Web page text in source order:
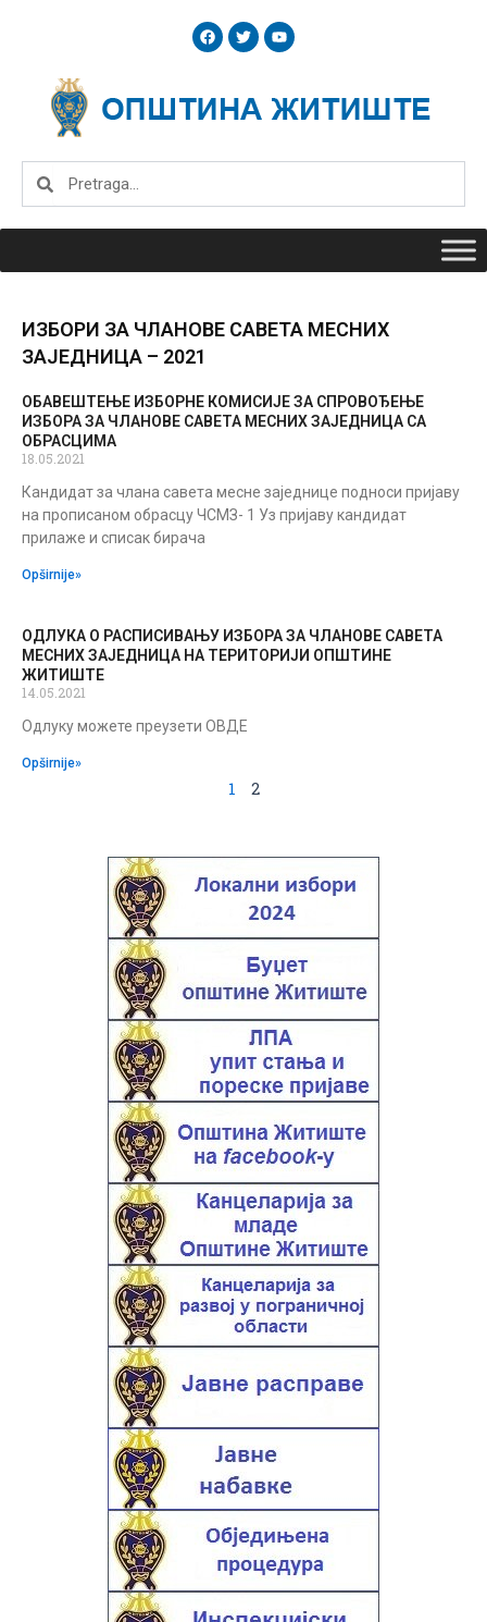
F
a
c
o
o
T
w
i
e
r
Y
o
u
b
e
Search
ИЗБОРИ ЗА ЧЛАНОВЕ САВЕТА МЕСНИХ
ЗАЈЕДНИЦА – 2021
ОБАВЕШТЕЊЕ ИЗБОРНЕ КОМИСИЈЕ ЗА СПРОВОЂЕЊЕ
ИЗБОРА ЗА ЧЛАНОВЕ САВЕТА МЕСНИХ ЗАЈЕДНИЦА СА
ОБРАСЦИМА
18.05.2021
Кандидат за члана савета месне заједнице подноси пријаву
на прописаном обрасцу ЧСМЗ- 1 Уз пријаву кандидат
прилаже и списак бирача
Opširnije»
ОДЛУКА O PACПИСИВАЊУ ИЗБОРА ЗА ЧЛАНОВЕ САВЕТА
МЕСНИХ ЗАЈЕДНИЦА НА ТЕРИТОРИЈИ ОПШТИНЕ
ЖИТИШТЕ
14.05.2021
Одлуку можете преузети ОВДЕ
Opširnije»
Page
1
Page
2